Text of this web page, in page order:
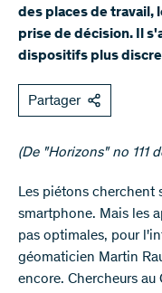
des places de travail,
prise de décision. Il
dispositifs plus
Partager
(De "Horizons" no 111
Les piétons cherchent
smartphone. Mais les
pas optimales, pour
géomaticien Martin
encore. Chercheurs au